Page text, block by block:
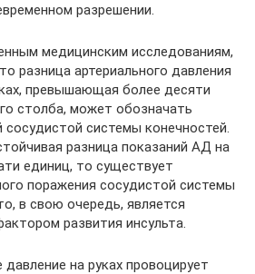
разрешении.
медицинским исследованиям,
разница артериального давления
превышающая более десяти
столба, может обозначать
сосудистой системы конечностей.
разница показаний АД на
единиц, то существует
поражения сосудистой системы
в свою очередь, является
развития инсульта.
давление на руках провоцирует